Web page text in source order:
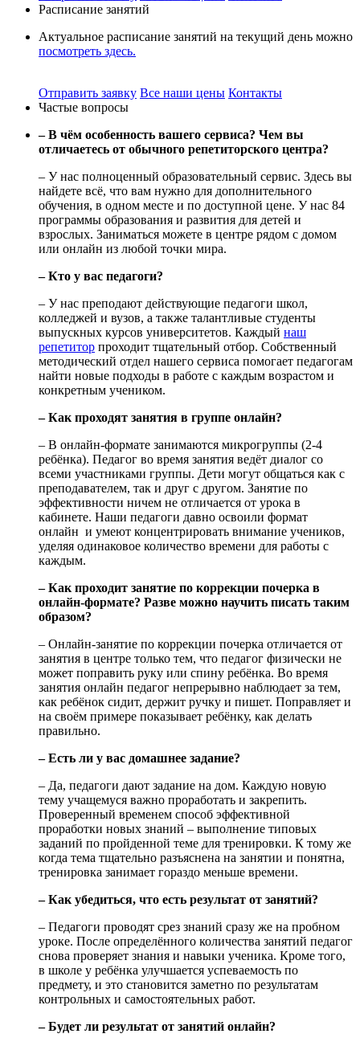
Расписание занятий
Актуальное расписание занятий на текущий день можно
посмотреть здесь.
Отправить заявку Все наши цены Контакты
Частые вопросы
– В чём особенность вашего сервиса? Чем вы
отличаетесь от обычного репетиторского центра?
– У нас полноценный образовательный сервис. Здесь вы
найдете всё, что вам нужно для дополнительного
обучения, в одном месте и по доступной цене. У нас 84
программы образования и развития для детей и
взрослых. Заниматься можете в центре рядом с домом
или онлайн из любой точки мира.
– Кто у вас педагоги?
– У нас преподают действующие педагоги школ,
колледжей и вузов, а также талантливые студенты
выпускных курсов университетов. Каждый наш
репетитор проходит тщательный отбор. Собственный
методический отдел нашего сервиса помогает педагогам
найти новые подходы в работе с каждым возрастом и
конкретным учеником.
– Как проходят занятия в группе онлайн?
– В онлайн-формате занимаются микрогруппы (2-4
ребёнка). Педагог во время занятия ведёт диалог со
всеми участниками группы. Дети могут общаться как с
преподавателем, так и друг с другом. Занятие по
эффективности ничем не отличается от урока в
кабинете. Наши педагоги давно освоили формат
онлайн и умеют концентрировать внимание учеников,
уделяя одинаковое количество времени для работы с
каждым.
– Как проходит занятие по коррекции почерка в
онлайн-формате? Разве можно научить писать таким
образом?
– Онлайн-занятие по коррекции почерка отличается от
занятия в центре только тем, что педагог физически не
может поправить руку или спину ребёнка. Во время
занятия онлайн педагог непрерывно наблюдает за тем,
как ребёнок сидит, держит ручку и пишет. Поправляет и
на своём примере показывает ребёнку, как делать
правильно.
– Есть ли у вас домашнее задание?
– Да, педагоги дают задание на дом. Каждую новую
тему учащемуся важно проработать и закрепить.
Проверенный временем способ эффективной
проработки новых знаний – выполнение типовых
заданий по пройденной теме для тренировки. К тому же
когда тема тщательно разъяснена на занятии и понятна,
тренировка занимает гораздо меньше времени.
– Как убедиться, что есть результат от занятий?
– Педагоги проводят срез знаний сразу же на пробном
уроке. После определённого количества занятий педагог
снова проверяет знания и навыки ученика. Кроме того,
в школе у ребёнка улучшается успеваемость по
предмету, и это становится заметно по результатам
контрольных и самостоятельных работ.
– Будет ли результат от занятий онлайн?